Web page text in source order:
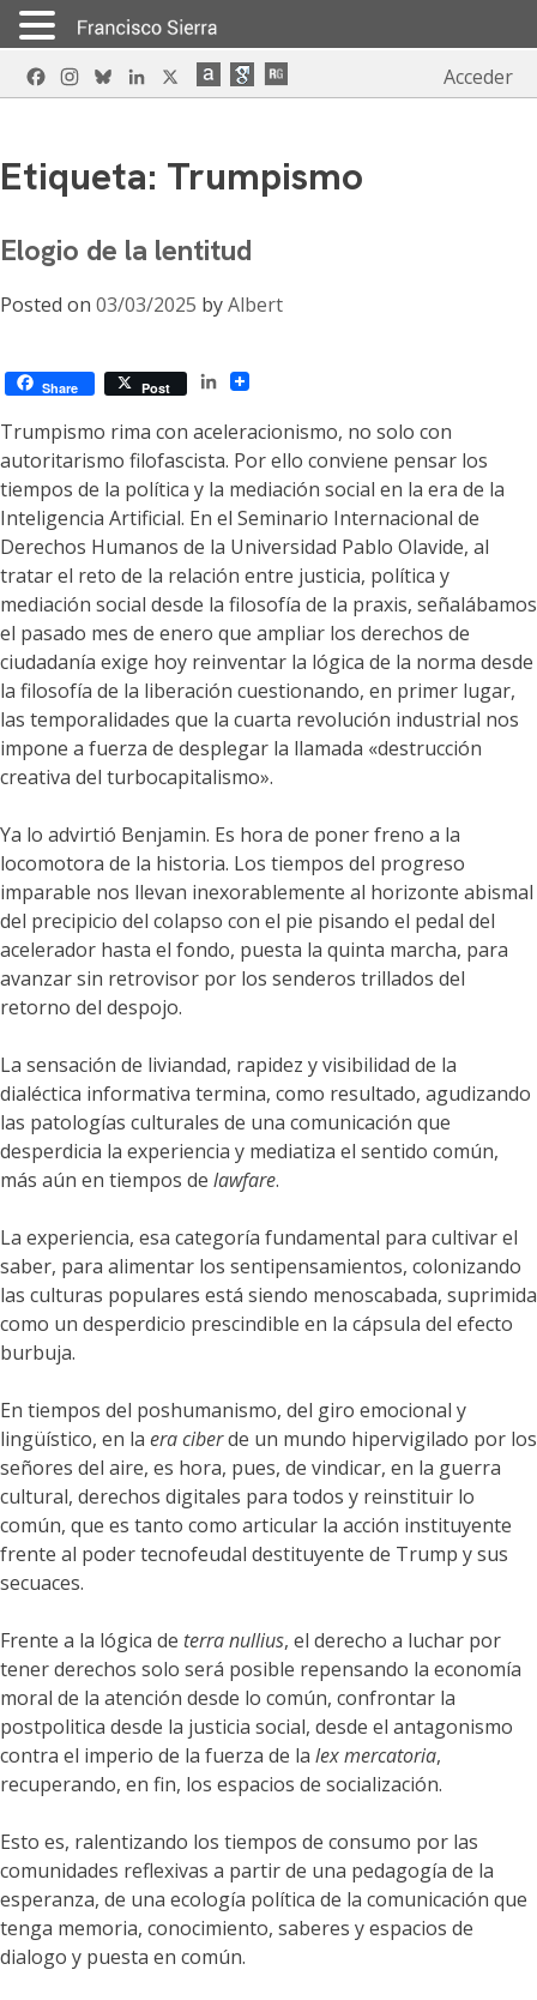
Skip
to
FacebookInstagram
BlueskyLinkedIn Acceder
Etiqueta: Trumpismo
Elogio de la lentitud
Posted on 03/03/2025 byAlbert
Share Post
LinkedIn
Trumpismo rima con aceleracionismo, no solo con
autoritarismo filofascista. Por ello conviene pensar los
tiempos de la política y la mediación social en la era de la
Inteligencia Artificial. En el Seminario Internacional de
Derechos Humanos de la Universidad Pablo Olavide, al
tratar el reto de la relación entre justicia, política y
mediación social desde la filosofía de la praxis, señalábamos
el pasado mes de enero que ampliar los derechos de
ciudadanía exige hoy reinventar la lógica de la norma desde
la filosofía de la liberación cuestionando, en primer lugar,
las temporalidades que la cuarta revolución industrial nos
impone a fuerza de desplegar la llamada «destrucción
creativa del turbocapitalismo».
Ya lo advirtió Benjamin. Es hora de poner freno a la
locomotora de la historia. Los tiempos del progreso
imparable nos llevan inexorablemente al horizonte abismal
del precipicio del colapso con el pie pisando el pedal del
acelerador hasta el fondo, puesta la quinta marcha, para
avanzar sin retrovisor por los senderos trillados del
retorno del despojo.
La sensación de liviandad, rapidez y visibilidad de la
dialéctica informativa termina, como resultado, agudizando
las patologías culturales de una comunicación que
desperdicia la experiencia y mediatiza el sentido común,
más aún en tiempos de lawfare.
La experiencia, esa categoría fundamental para cultivar el
saber, para alimentar los sentipensamientos, colonizando
las culturas populares está siendo menoscabada, suprimida
como un desperdicio prescindible en la cápsula del efecto
burbuja.
En tiempos del poshumanismo, del giro emocional y
lingüístico, en la era ciberde un mundo hipervigilado por los
señores del aire, es hora, pues, de vindicar, en la guerra
cultural, derechos digitales para todos y reinstituir lo
común, que es tanto como articular la acción instituyente
frente al poder tecnofeudal destituyente de Trump y sus
secuaces.
Frente a la lógica de terra nullius, el derecho a luchar por
tener derechos solo será posible repensando la economía
moral de la atención desde lo común, confrontar la
postpolitica desde la justicia social, desde el antagonismo
contra el imperio de la fuerza de la lex mercatoria,
recuperando, en fin, los espacios de socialización.
Esto es, ralentizando los tiempos de consumo por las
comunidades reflexivas a partir de una pedagogía de la
esperanza, de una ecología política de la comunicación que
tenga memoria, conocimiento, saberes y espacios de
dialogo y puesta en común.